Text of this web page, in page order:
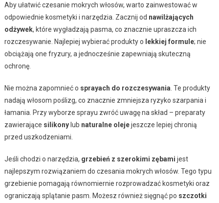
Aby ułatwić czesanie mokrych włosów, warto zainwestować w
odpowiednie kosmetyki i narzędzia. Zacznij od nawilżających
odżywek, które wygładzają pasma, co znacznie upraszcza ich
rozczesywanie. Najlepiej wybierać produkty o lekkiej formule; nie
obciążają one fryzury, a jednocześnie zapewniają skuteczną
ochronę.
Nie można zapomnieć o sprayach do rozczesywania . Te produkty
nadają włosom poślizg, co znacznie zmniejsza ryzyko szarpania i
łamania. Przy wyborze sprayu zwróć uwagę na skład – preparaty
zawierające silikonylub naturalne olejejeszcze lepiej chronią
przed uszkodzeniami.
Jeśli chodzi o narzędzia, grzebień z szerokimi zębami jest
najlepszym rozwiązaniem do czesania mokrych włosów. Tego typu
grzebienie pomagają równomiernie rozprowadzać kosmetyki oraz
ograniczają splątanie pasm. Możesz również sięgnąć po szczotki